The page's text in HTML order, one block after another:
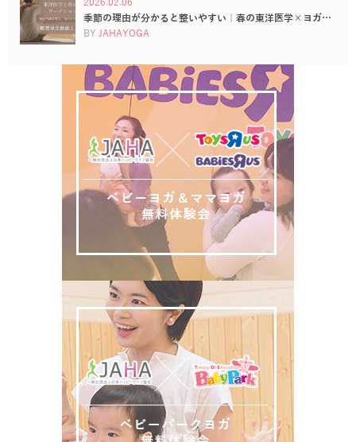
季節の理由が分かると整いやすい｜春の東洋医学×ヨガ…
BY JAHAYOGA